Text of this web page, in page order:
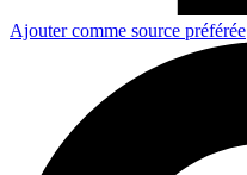
Ajouter comme source préférée